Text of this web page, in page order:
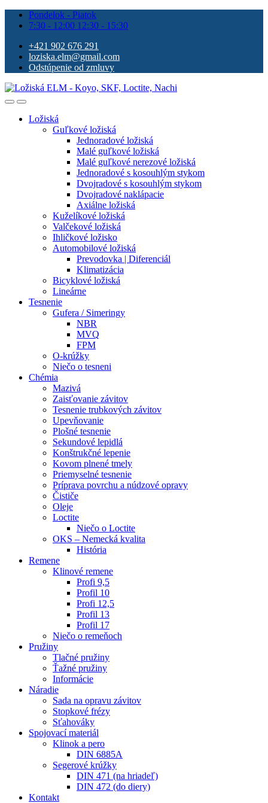
Pondelok - Piatok
7:30 - 12:00 12:30 - 15:30
+421 902 676 291
loziska.elm@gmail.com
Odstúpenie od zmluvy
Ložiská
Guľkové ložiská
Jednoradové ložiská
Malé guľkové ložiská
Malé guľkové nerezové ložiská
Jednoradové s kosouhlým stykom
Dvojradové s kosouhlým stykom
Dvojradové naklápacie
Axiálne ložiská
Kuželíkové ložiská
Valčekové ložiská
Ihličkové ložisko
Automobilové ložiská
Prevodovka | Diferenciál
Klimatizácia
Bicyklové ložiská
Lineárne
Tesnenie
Gufera / Simeringy
NBR
MVQ
FPM
O-krúžky
Niečo o tesneni
Chémia
Mazivá
Zaisťovanie závitov
Tesnenie trubkových závitov
Upevňovanie
Plošné tesnenie
Sekundové lepidlá
Konštrukčné lepenie
Kovom plnené tmely
Priemyselné tesnenie
Príprava povrchu a núdzové opravy
Čističe
Oleje
Loctite
Niečo o Loctite
OKS – Nemecká kvalita
História
Remene
Klinové remene
Profi 9,5
Profil 10
Profi 12,5
Profil 13
Profil 17
Niečo o remeňoch
Pružiny
Tlačné pružiny
Ťažné pružiny
Informácie
Náradie
Sada na opravu závitov
Stopkové frézy
Sťahováky
Spojovací materiál
Klinok a pero
DIN 6885A
Segerové krúžky
DIN 471 (na hriadeľ)
DIN 472 (do diery)
Kontakt